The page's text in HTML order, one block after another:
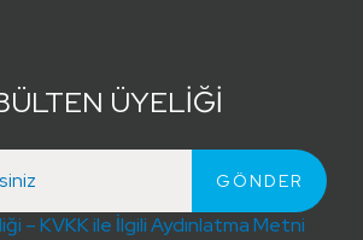
ÜYELİĞİ
– KVKK ile İlgili Aydınlatma Metni